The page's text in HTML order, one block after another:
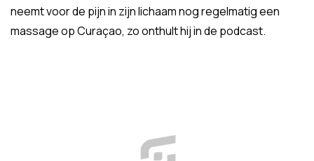
neemt voor de pijn in zijn lichaam nog regelmatig een
massage op Curaçao, zo onthult hij in de podcast.